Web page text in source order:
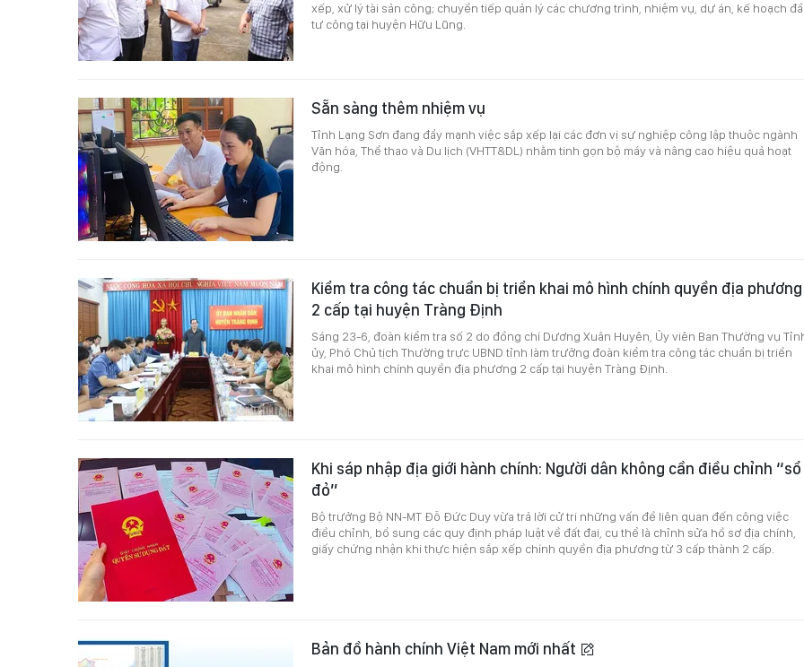
xếp, xử lý tài sản công; chuyển tiếp quản lý các chương trình, nhiệm vụ, dự án, kế hoạch
tư công tại huyện Hữu Lũng.
Sẵn sàng thêm nhiệm vụ
Tỉnh Lạng Sơn đang đẩy mạnh việc sắp xếp lại các đơn vị sự nghiệp công lập thuộc ngành
Văn hóa, Thể thao và Du lịch (VHTT&DL) nhằm tinh gọn bộ máy và nâng cao hiệu quả hoạt
động.
Kiểm tra công tác chuẩn bị triển khai mô hình chính quyền địa phương
2 cấp tại huyện Tràng Định
Sáng 23-6, đoàn kiểm tra số 2 do đồng chí Dương Xuân Huyên, Ủy viên Ban Thường vụ
ủy, Phó Chủ tịch Thường trực UBND tỉnh làm trưởng đoàn kiểm tra công tác chuẩn bị triển
khai mô hình chính quyền địa phương 2 cấp tại huyện Tràng Định.
Khi sáp nhập địa giới hành chính: Người dân không cần điều chỉnh “sổ
đỏ”
Bộ trưởng Bộ NN-MT Đỗ Đức Duy vừa trả lời cử tri những vấn đề liên quan đến công việc
điều chỉnh, bổ sung các quy định pháp luật về đất đai, cụ thể là chỉnh sửa hồ sơ địa chính,
giấy chứng nhận khi thực hiện sắp xếp chính quyền địa phương từ 3 cấp thành 2 cấp.
Bản đồ hành chính Việt Nam mới nhất